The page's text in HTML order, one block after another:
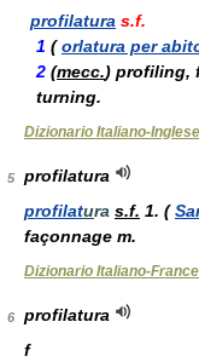
profilatura s.f.
1 ( orlatura per
2 (mecc.) profiling,
turning.
Dizionario Italiano-Inglese
5
profilatura
profilatura s.f. 1. (
façonnage m.
Dizionario Italiano-
6
profilatura
f